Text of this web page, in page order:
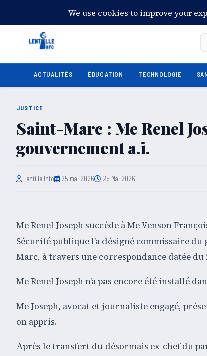
Vendredi 7 août 2026 19:09:26 Port-
ACTUALITÉS ÉDUCATION TECHNOLOGIE
JUSTICE
Saint-Marc : Me Renel
gouvernement a.i.
Lentille Info 25 mai 2026 25 Mai 2026
Me Renel Joseph succède à Me Venson
Sécurité publique l’a désigné commissaire
Marc, à travers une correspondance datée du
Me Renel Joseph n’a pas encore été installé
Me Joseph, avocat et journaliste engagé,
on appris.
Après le transfert du désormais ex-chef du